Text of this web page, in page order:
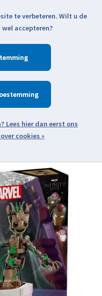
Verlanglijst
menu
Items
te verbeteren. Wilt u de
accepteren?
cookies »